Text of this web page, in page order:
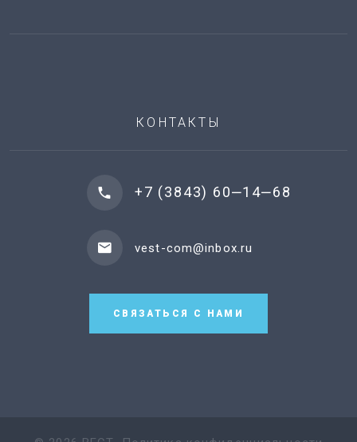
КОНТАКТЫ
+7 (3843) 60‒14‒68
vest-com@inbox.ru
СВЯЗАТЬСЯ С НАМИ